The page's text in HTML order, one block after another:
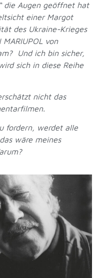
die Augen geöffnet hat
einer Margot
des Ukraine-Krieges
von
Und ich bin sicher,
sich in diese Reihe
nicht das
fordern, werdet alle
wäre meines